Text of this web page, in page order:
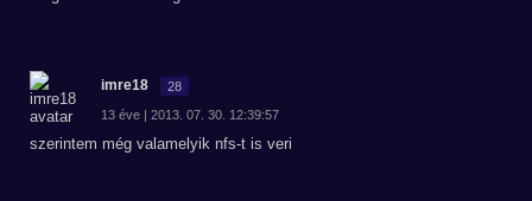
imre18 28
13 éve | 2013. 07. 30. 12:39:57
szerintem még valamelyik nfs-t is veri